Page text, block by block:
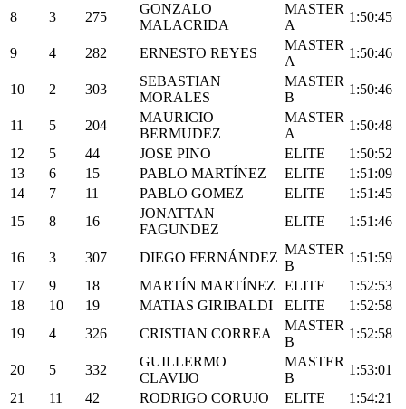
8 3 275
GONZALO
MALACRIDA
MASTER
A
1:50:45
9 4 282 ERNESTO REYES
MASTER
A
1:50:46
10 2 303
SEBASTIAN
MORALES
MASTER
B
1:50:46
11 5 204
MAURICIO
BERMUDEZ
MASTER
A
1:50:48
12
5 44 JOSE PINO ELITE
1:50:52
13
6 15 PABLO MARTÍNEZ ELITE
1:51:09
14
7 11 PABLO GOMEZ ELITE
1:51:45
15
8 16
JONATTAN
FAGUNDEZ
ELITE 1:51:46
16 3 307 DIEGO FERNÁNDEZ
MASTER
B
1:51:59
17
9 18 MARTÍN MARTÍNEZ ELITE
1:52:53
18
10 19 MATIAS GIRIBALDI ELITE
1:52:58
19
4 326 CRISTIAN CORREA
MASTER
B
1:52:58
20 5 332
GUILLERMO
CLAVIJO
MASTER
B
1:53:01
21
11 42 RODRIGO CORUJO ELITE
1:54:21